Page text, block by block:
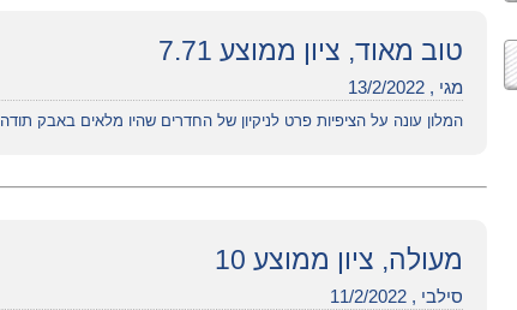
טוב מאוד, ציון ממוצע 7.71
מגי , 13/2/2022
המלון עונה על הציפיות פרט לניקיון של החדרים שהיו מלאים באבק תודה
מעולה, ציון ממוצע 10
סילבי , 11/2/2022